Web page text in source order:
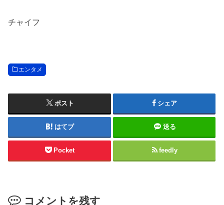
チャイフ
エンタメ
ポスト シェア
はてブ 送る
Pocket feedly
コメントを残す